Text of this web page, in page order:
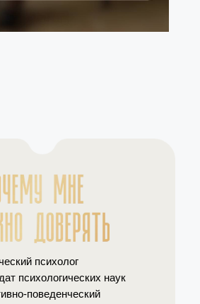
психолог
психологических наук
поведенческий